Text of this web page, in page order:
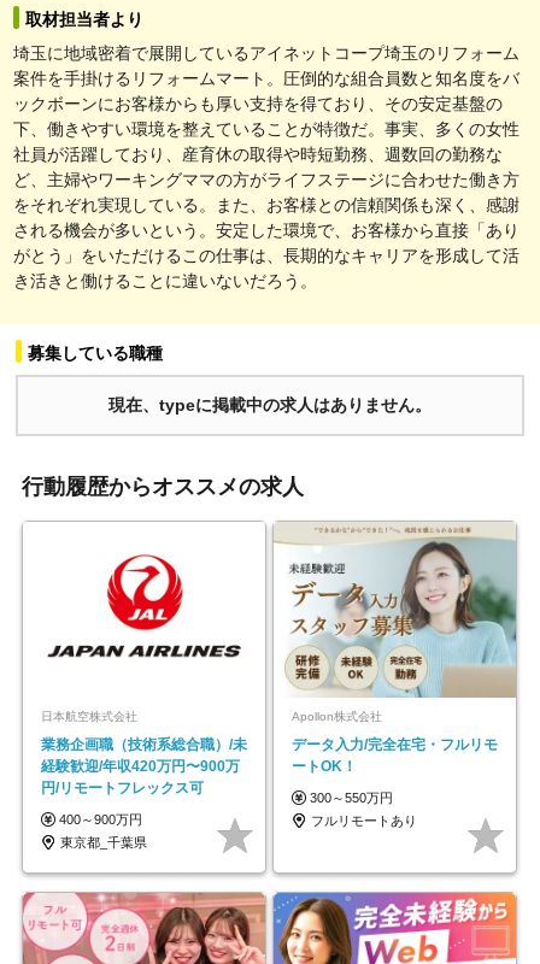
取材担当者より
埼玉に地域密着で展開しているアイネットコープ埼玉のリフォーム
案件を手掛けるリフォームマート。圧倒的な組合員数と知名度をバ
ックボーンにお客様からも厚い支持を得ており、その安定基盤の
下、働きやすい環境を整えていることが特徴だ。事実、多くの女性
社員が活躍しており、産育休の取得や時短勤務、週数回の勤務な
ど、主婦やワーキングママの方がライフステージに合わせた働き方
をそれぞれ実現している。また、お客様との信頼関係も深く、感謝
される機会が多いという。安定した環境で、お客様から直接「あり
がとう」をいただけるこの仕事は、長期的なキャリアを形成して活
き活きと働けることに違いないだろう。
募集している職種
現在、typeに掲載中の求人はありません。
行動履歴からオススメの求人
日本航空株式会社
業務企画職（技術系総合職）/未
経験歓迎/年収420万円〜900万
円/リモートフレックス可
400～900万円
東京都_千葉県
Apollon株式会社
データ入力/完全在宅・フルリモ
ートOK！
300～550万円
フルリモートあり